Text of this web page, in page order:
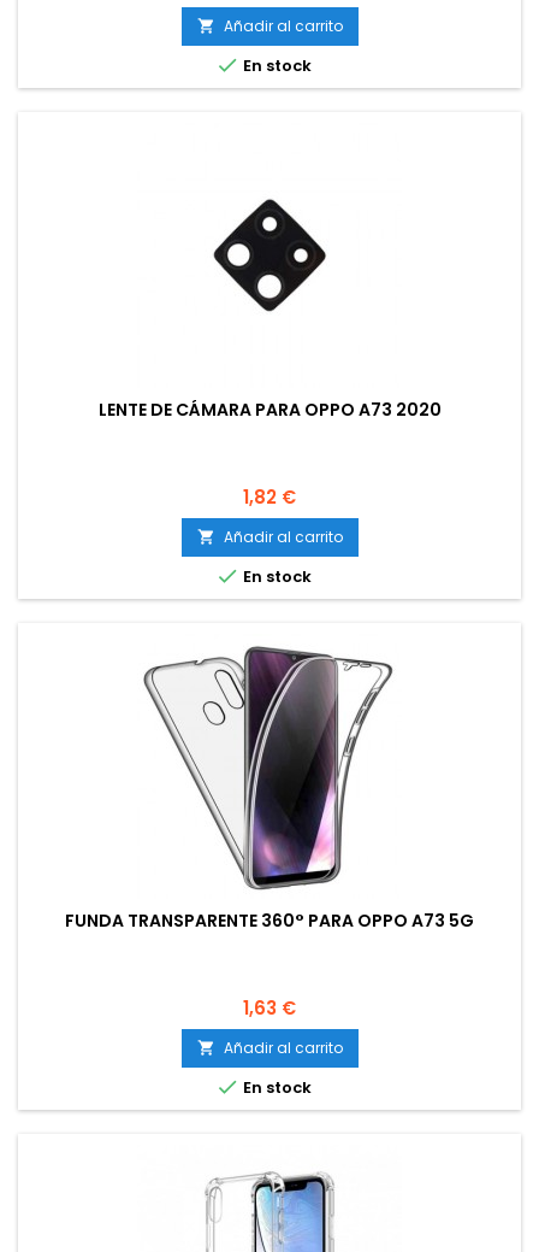
 Añadir al carrito
 En stock
LENTE DE CÁMARA PARA OPPO A73 2020
Precio
1,82 €
 Añadir al carrito
 En stock
FUNDA TRANSPARENTE 360° PARA OPPO A73 5G
Precio
1,63 €
 Añadir al carrito
 En stock